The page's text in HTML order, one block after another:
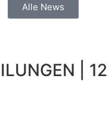
Alle News
|